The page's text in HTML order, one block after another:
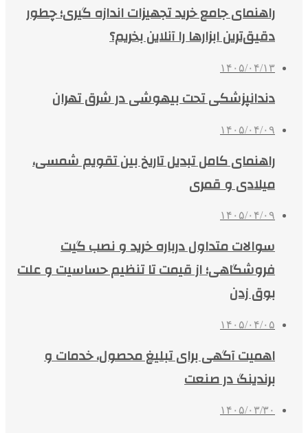
راهنمای جامع خرید تجهیزات اندازه گیری؛ چطور
دقیق‌ترین ابزارها را آنلاین بخریم؟
۱۴۰۵/۰۴/۱۳
دندانپزشکی تحت بیهوشی در شرق تهران
۱۴۰۵/۰۴/۰۹
راهنمای کامل تبدیل تاریخ بین تقویم شمسی،
میلادی و قمری
۱۴۰۵/۰۴/۰۹
سوالات متداول درباره خرید و نصب گیت
فروشگاهی؛ از قیمت تا تنظیم حساسیت و علت
بوق زدن
۱۴۰۵/۰۴/۰۵
اهمیت آگهی برای تبلیغ محصول، خدمات و
برندینگ در صنعت
۱۴۰۵/۰۳/۳۰